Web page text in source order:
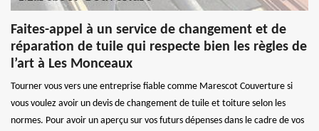
Faites-appel à un service de changement et de
réparation de tuile qui respecte bien les règles de
l’art à Les Monceaux
Tourner vous vers une entreprise fiable comme Marescot Couverture si
vous voulez avoir un devis de changement de tuile et toiture selon les
normes. Pour avoir un aperçu sur vos futurs dépenses dans le cadre de vos